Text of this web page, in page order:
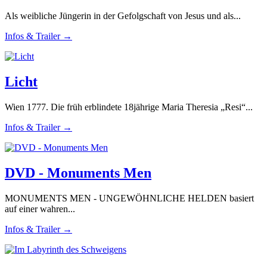
Als weibliche Jüngerin in der Gefolgschaft von Jesus und als...
Infos & Trailer →
Licht
Wien 1777. Die früh erblindete 18jährige Maria Theresia „Resi“...
Infos & Trailer →
DVD - Monuments Men
MONUMENTS MEN - UNGEWÖHNLICHE HELDEN basiert
auf einer wahren...
Infos & Trailer →